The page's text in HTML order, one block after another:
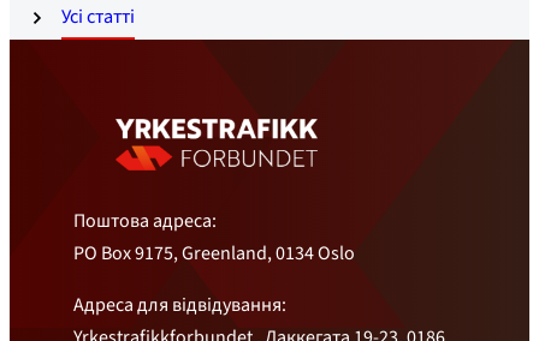
Усі статті
Поштова адреса:
PO Box 9175, Greenland, 0134 Oslo
Адреса для відвідування: